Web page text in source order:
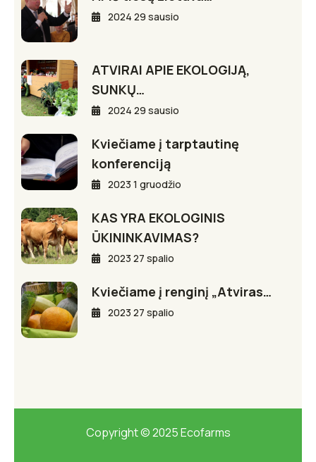
2024 29 sausio
ATVIRAI APIE EKOLOGIJĄ,
SUNKŲ…
2024 29 sausio
Kviečiame į tarptautinę
konferenciją
2023 1 gruodžio
KAS YRA EKOLOGINIS
ŪKININKAVIMAS?
2023 27 spalio
Kviečiame į renginį „Atviras…
2023 27 spalio
Copyright © 2025 Ecofarms